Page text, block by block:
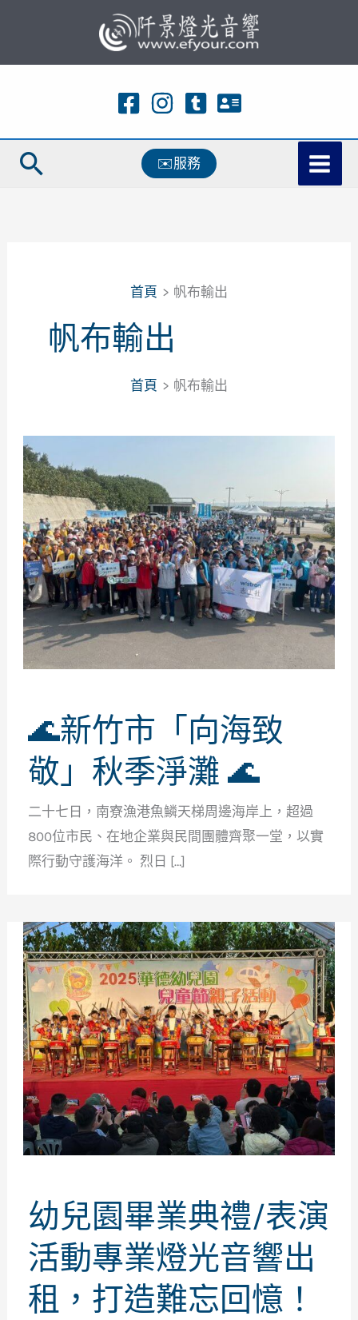
主
容
搜
✉️服務
首頁 帆布輸出
帆布輸出
首頁 帆布輸出
🌊新竹市「向海致
敬」秋季淨灘 🌊
二十七日，南寮漁港魚鱗天梯周邊海岸上，超過
800位市民、在地企業與民間團體齊聚一堂，以實
際行動守護海洋。 烈日 […]
幼兒園畢業典禮/表演
活動專業燈光音響出
租，打造難忘回憶！